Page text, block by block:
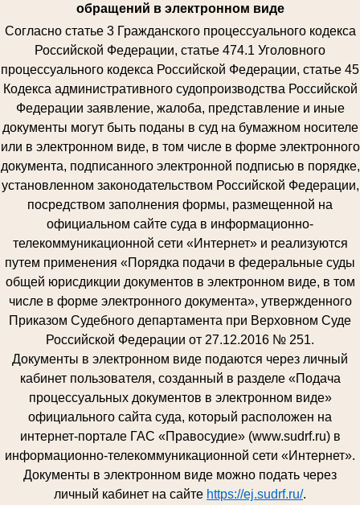
обращений в электронном виде
Согласно статье 3 Гражданского процессуального кодекса
Российской Федерации, статье 474.1 Уголовного
процессуального кодекса Российской Федерации, статье 45
Кодекса административного судопроизводства Российской
Федерации заявление, жалоба, представление и иные
документы могут быть поданы в суд на бумажном носителе
или в электронном виде, в том числе в форме электронного
документа, подписанного электронной подписью в порядке,
установленном законодательством Российской Федерации,
посредством заполнения формы, размещенной на
официальном сайте суда в информационно-
телекоммуникационной сети «Интернет» и реализуются
путем применения «Порядка подачи в федеральные суды
общей юрисдикции документов в электронном виде, в том
числе в форме электронного документа», утвержденного
Приказом Судебного департамента при Верховном Суде
Российской Федерации от 27.12.2016 № 251.
Документы в электронном виде подаются через личный
кабинет пользователя, созданный в разделе «Подача
процессуальных документов в электронном виде»
официального сайта суда, который расположен на
интернет-портале ГАС «Правосудие» (www.sudrf.ru) в
информационно-телекоммуникационной сети «Интернет».
Документы в электронном виде можно подать через
личный кабинет на сайте https://ej.sudrf.ru/.